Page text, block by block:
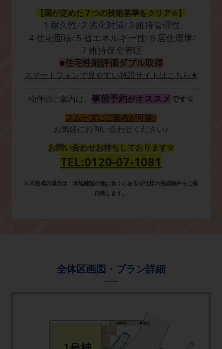
【国が定めた７つの技術基準をクリア☆】
１ 耐久性/ ２劣化対策/ ３維持管理性
４ 住宅面積/５省エネルギー性/６ 居住環境/
７ 維持保全管理
■住宅性能評価ダブル取得
スマートフォンで見やすい特設サイトはこちら ★
物件のご案内は、 事前予約がオススメ です☆
スムーズにご案内が可能♪
お気軽にお問い合わせください♪
お問い合わせお待ちしております☆
TEL:0120-07-1081​
※未完成の場合は、現地確認の他に近くにある同仕様の完成物件をご案
内致します。
全体区画図・プラン詳細